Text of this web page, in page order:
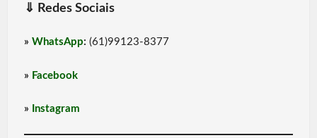
⇓ Redes Sociais
» WhatsApp: (61)99123-8377
» Facebook
» Instagram